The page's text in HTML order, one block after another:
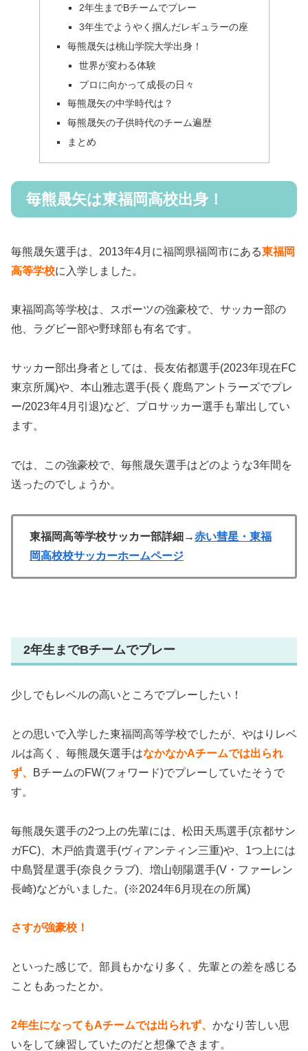
2年生までBチームでプレー
3年生でようやく掴んだレギュラーの座
毎熊晟矢は桃山学院大学出身！
世界が変わる体験
プロに向かって成長の日々
毎熊晟矢の中学時代は？
毎熊晟矢の子供時代のチーム遍歴
まとめ
毎熊晟矢は東福岡高校出身！
毎熊晟矢選手は、2013年4月に福岡県福岡市にある東福岡
高等学校に入学しました。
東福岡高等学校は、スポーツの強豪校で、サッカー部の
他、ラグビー部や野球部も有名です。
サッカー部出身者としては、長友佑都選手(2023年現在FC
東京所属)や、本山雅志選手(長く鹿島アントラーズでプレ
ー/2023年4月引退)など、プロサッカー選手も輩出してい
ます。
では、この強豪校で、毎熊晟矢選手はどのような3年間を
送ったのでしょうか。
東福岡高等学校サッカー部詳細→赤い彗星・東福
岡高校校サッカーホームページ
2年生までBチームでプレー
少しでもレベルの高いところでプレーしたい！
との思いで入学した東福岡高等学校でしたが、やはりレベ
ルは高く、毎熊晟矢選手はなかなかAチームでは出られ
ず、
BチームのFW(フォワード)でプレーしていたそうで
す。
毎熊晟矢選手の2つ上の先輩には、松田天馬選手(京都サン
ガFC)、木戸皓貴選手(ヴィアンティン三重)や、1つ上には
中島賢星選手(奈良クラブ)、増山朝陽選手(V・ファーレン
長崎)などがいました。(※2024年6月現在の所属)
さすが強豪校！
といった感じで、部員もかなり多く、先輩との差を感じる
こともあったとか。
2年生になってもAチームでは出られず、 かなり苦しい思
いをして練習していたのだと想像できます。